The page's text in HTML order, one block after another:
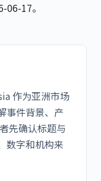
17。
作为亚洲市场
事件背景、产
先确认标题与
数字和机构来